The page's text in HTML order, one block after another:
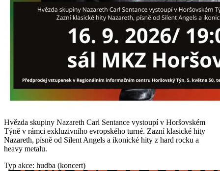
Hvězda skupiny Nazareth Carl Sentance vystoupí v Horšovském
Týně v rámci exkluzivního evropského turné. Zazní klasické hity
Nazareth, písně od Silent Angels a ikonické hity z hard rocku a
heavy metalu.
Typ akce: hudba (koncert)